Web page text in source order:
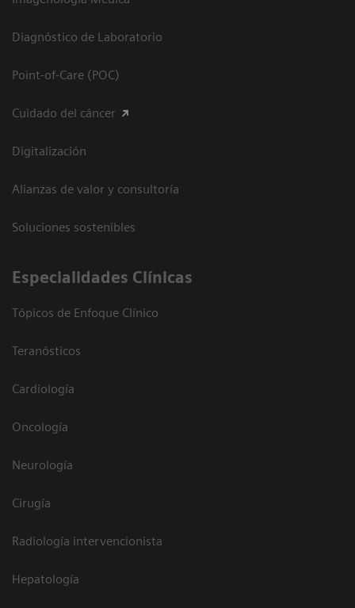
Diagnóstico de Laboratorio
Point-of-Care (POC)
Cuidado del cáncer
Digitalización
Alianzas de valor y consultoría
Soluciones sostenibles
Especialidades Clínicas
Tópicos de Enfoque Clínico
Teranósticos
Cardiología
Oncología
Neurología
Cirugía
Radiología intervencionista
Hepatología